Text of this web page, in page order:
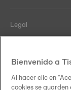
Legal
Nuestro compromiso
Bienvenido a
Al hacer clic en
cookies se